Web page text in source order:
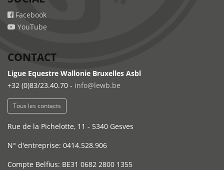
Facebook
YouTube
CONTACT
Ligue Equestre Wallonie Bruxelles Asbl
+32 (0)83/23.40.70 - info@lewb.be
Tous les contacts
Rue de la Pichelotte, 11 - 5340 Gesves
N° d'entreprise: 0414.528.906
Compte Belfius: BE31 0682 2800 1355